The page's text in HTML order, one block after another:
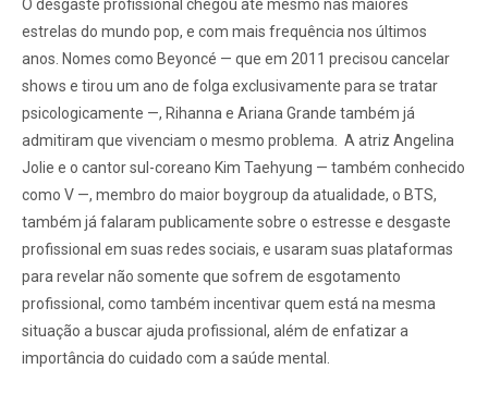
O desgaste profissional chegou até mesmo nas maiores
estrelas do mundo pop, e com mais frequência nos últimos
anos. Nomes como Beyoncé — que em 2011 precisou cancelar
shows e tirou um ano de folga exclusivamente para se tratar
psicologicamente —, Rihanna e Ariana Grande também já
admitiram que vivenciam o mesmo problema. A atriz Angelina
Jolie e o cantor sul-coreano Kim Taehyung — também conhecido
como V —, membro do maior boygroup da atualidade, o BTS,
também já falaram publicamente sobre o estresse e desgaste
profissional em suas redes sociais, e usaram suas plataformas
para revelar não somente que sofrem de esgotamento
profissional, como também incentivar quem está na mesma
situação a buscar ajuda profissional, além de enfatizar a
importância do cuidado com a saúde mental.